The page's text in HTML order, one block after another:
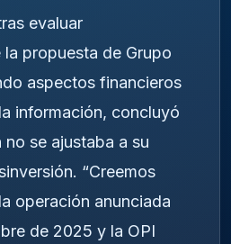
evaluar
propuesta de Grupo
aspectos financieros
información, concluyó
se ajustaba a su
“Creemos
operación anunciada
de 2025 y la OPI